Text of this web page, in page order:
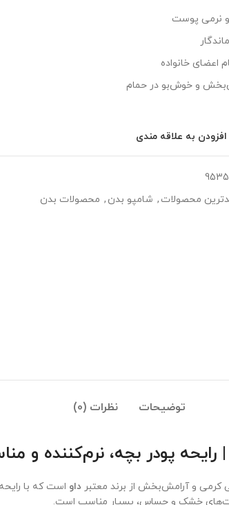
نرمی پوست
اعضای خانواده
و خوش‌بو در حمام
افزودن به علاقه مندی
محصولات , شامپو بدن , محصولات بدن
توضیحات نظرات (0)
داو است که با
خشک و حساس، بسیار مناسب است.